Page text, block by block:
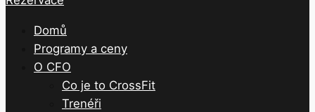
Domů
Programy a ceny
O CFO
Co je to CrossFit
Trenéři